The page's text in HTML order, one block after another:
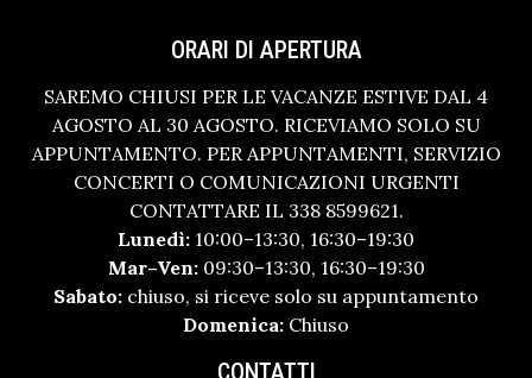
ORARI DI APERTURA
SAREMO CHIUSI PER LE VACANZE ESTIVE DAL 4
AGOSTO AL 30 AGOSTO. RICEVIAMO SOLO SU
APPUNTAMENTO. PER APPUNTAMENTI, SERVIZIO
CONCERTI O COMUNICAZIONI URGENTI
CONTATTARE IL 338 8599621.
Lunedì: 10:00–13:30, 16:30–19:30
Mar–Ven:09:30–13:30, 16:30–19:30
Sabato: chiuso, si riceve solo su appuntamento
Domenica: Chiuso